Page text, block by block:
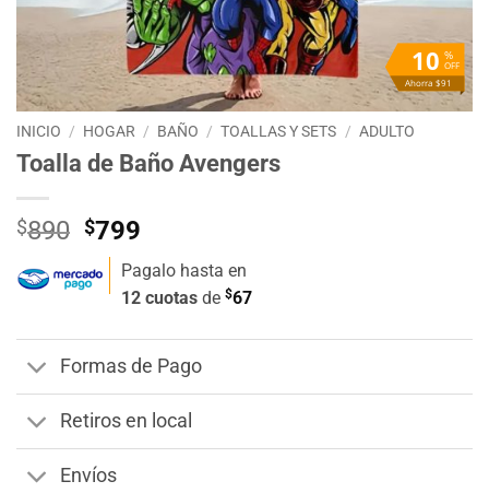
%
OFF
10
Ahorra $91
INICIO / HOGAR / BAÑO / TOALLAS Y SETS / ADULTO
Toalla de Baño Avengers
$890 El
precio
original
era:
$890.
$799
actual
es:
$799.
Pagalo hasta en
12 cuotas de $67
Formas de Pago
Retiros en local
Envíos